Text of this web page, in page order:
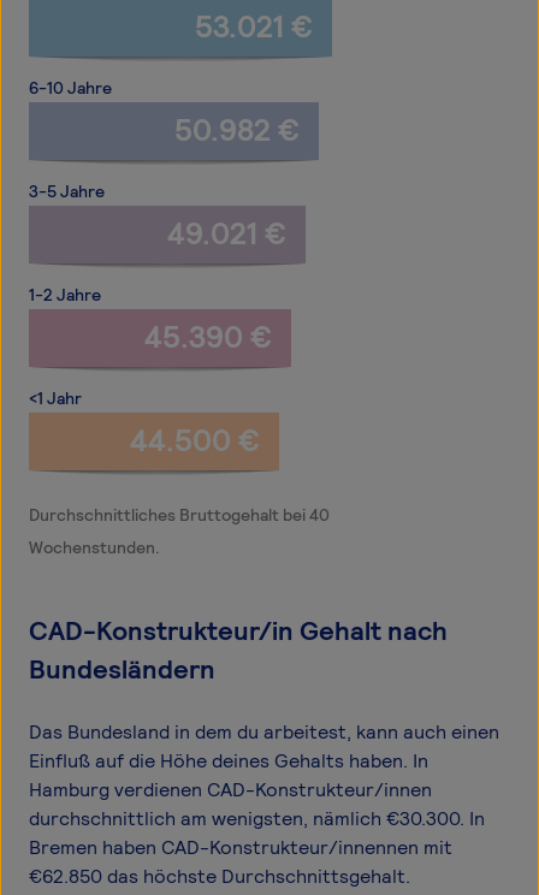
53.021 €
6-10 Jahre
50.982 €
3-5 Jahre
49.021 €
1-2 Jahre
45.390 €
<1 Jahr
44.500 €
Durchschnittliches Bruttogehalt bei 40
Wochenstunden.
CAD-Konstrukteur/in Gehalt nach
Bundesländern
Das Bundesland in dem du arbeitest, kann auch einen
Einfluß auf die Höhe deines Gehalts haben. In
Hamburg verdienen CAD-Konstrukteur/innen
durchschnittlich am wenigsten, nämlich €30.300. In
Bremen haben CAD-Konstrukteur/innennen mit
€62.850 das höchste Durchschnittsgehalt.